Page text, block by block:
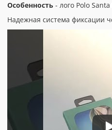
Особенность - лого Polo
Надежная система фиксации